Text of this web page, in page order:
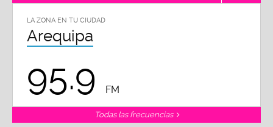
LA ZONA EN TU CIUDAD
Arequipa
95.9 FM
Todas las frecuencias